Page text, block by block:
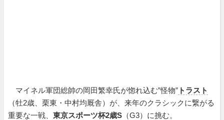
マイネル軍団総帥の岡田繁幸氏が惚れ込む”怪物” トラスト
（牡2歳、栗東・中村均厩舎）が、来年のクラシックに繋がる
重要な一戦、 東京スポーツ杯2歳S （G3）に挑む。